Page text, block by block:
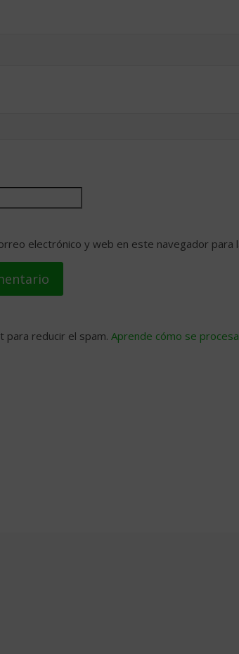
electrónico y web en este navegador para
para reducir el spam. Aprende cómo se